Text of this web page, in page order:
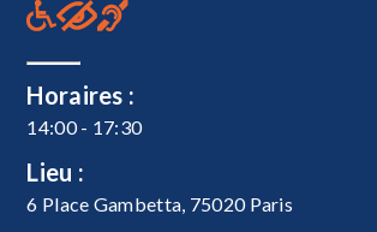
Horaires :
14:00 - 17:30
Lieu :
6 Place Gambetta, 75020 Paris